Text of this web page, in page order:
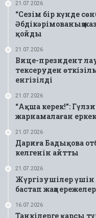
21.07.2026
“Сезім бір күнде
Әбдікәрімованың
қойды
21.07.2026
Вице-президент
тексеруден
енгізілді
21.07.2026
“Ақша керек!”:
жарнамалаған
21.07.2026
Дариға Бадықова
келгенін айтты
21.07.2026
Жүргізушілер
бастап жаңа
16.07.2026
Танкілерге қарсы